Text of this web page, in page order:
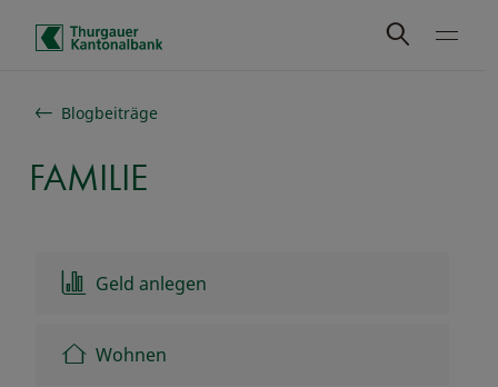
Schnelle Navigation
Blogbeiträge
FAMILIE
Geld anlegen
Wohnen